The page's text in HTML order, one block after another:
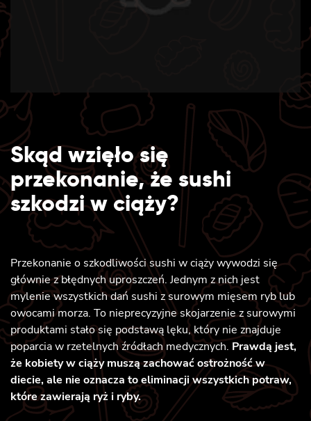
Skąd wzięło się
przekonanie, że sushi
szkodzi w ciąży?
Przekonanie o szkodliwości sushi w ciąży wywodzi się
głównie z błędnych uproszczeń. Jednym z nich jest
mylenie wszystkich dań sushi z surowym mięsem ryb lub
owocami morza. To nieprecyzyjne skojarzenie z surowymi
produktami stało się podstawą lęku, który nie znajduje
poparcia w rzetelnych źródłach medycznych. Prawdą jest,
że kobiety w ciąży muszą zachować ostrożność w
diecie, ale nie oznacza to eliminacji wszystkich potraw,
które zawierają ryż i ryby.